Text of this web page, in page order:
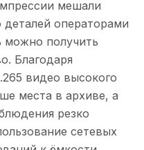
мешали
операторами
можно получить
Благодаря
видео высокого
места в архиве, а
резко
сетевых